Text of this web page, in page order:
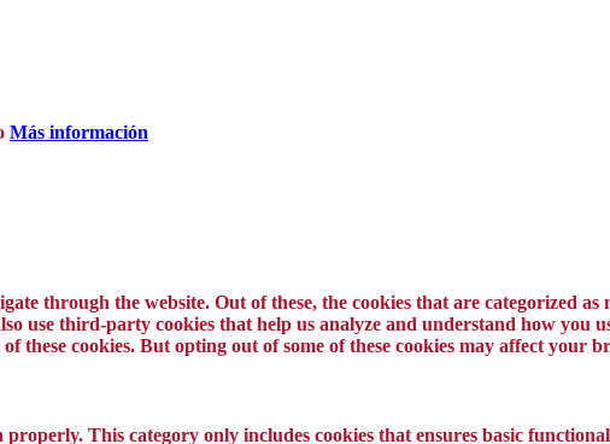
Más información
through the website. Out of these, the cookies that are categorized
use third-party cookies that help us analyze and understand how you
these cookies. But opting out of some of these cookies may affect your
This category only includes cookies that ensures basic